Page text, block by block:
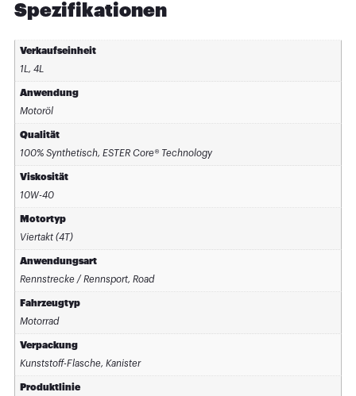
Spezifikationen
Verkaufseinheit
1L, 4L
Anwendung
Motoröl
Qualität
100% Synthetisch, ESTER Core® Technology
Viskosität
10W-40
Motortyp
Viertakt (4T)
Anwendungsart
Rennstrecke / Rennsport, Road
Fahrzeugtyp
Motorrad
Verpackung
Kunststoff-Flasche, Kanister
Produktlinie